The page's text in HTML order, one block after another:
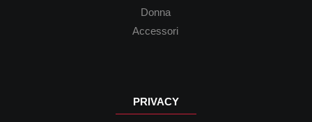
Donna
Accessori
PRIVACY